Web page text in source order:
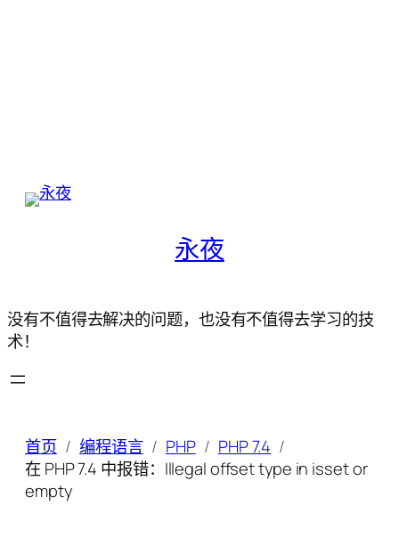
永夜
没有不值得去解决的问题，也没有不值得去学习的技
术！
首页 编程语言 PHP
PHP 7.4
在 PHP 7.4 中报错：Illegal offset type in isset or
empty